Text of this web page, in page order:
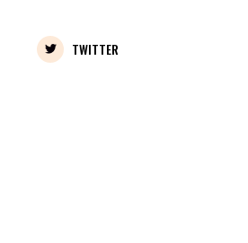
TWITTER